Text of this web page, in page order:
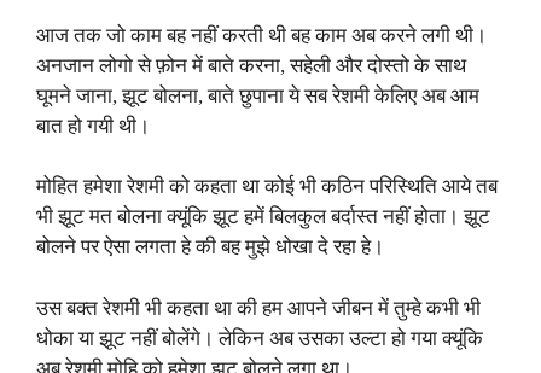
आज तक जो काम बह नहीं करती थी बह काम अब करने लगी थी।
अनजान लोगो से फ़ोन में बाते करना, सहेली और दोस्तो के साथ
घूमने जाना, झूट बोलना, बाते छुपाना ये सब रेशमी केलिए अब आम
बात हो गयी थी।
मोहित हमेशा रेशमी को कहता था कोई भी कठिन परिस्थिति आये तब
भी झूट मत बोलना क्यूंकि झूट हमें बिलकुल बर्दास्त नहीं होता। झूट
बोलने पर ऐसा लगता हे की बह मुझे धोखा दे रहा हे।
उस बक्त रेशमी भी कहता था की हम आपने जीबन में तुम्हे कभी भी
धोका या झूट नहीं बोलेंगे। लेकिन अब उसका उल्टा हो गया क्यूंकि